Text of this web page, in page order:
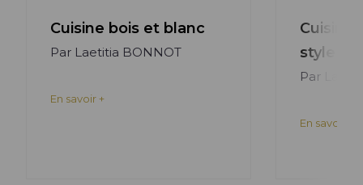
Cuisine bois et blanc
Par Laetitia BONNOT
En savoir +
Cuisine
style
Par
En savoir +